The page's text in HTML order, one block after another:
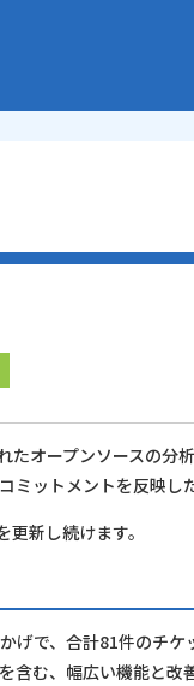
オープンソースの分
ットメントを反映し
新し続けます。
げで、合計81件のチ
む、幅広い機能と改